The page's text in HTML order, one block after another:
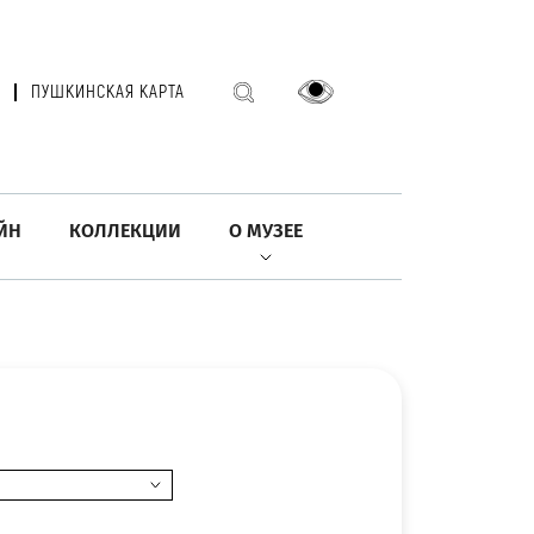
ПУШКИНСКАЯ КАРТА
КОЛЛЕКЦИИ О МУЗЕЕ